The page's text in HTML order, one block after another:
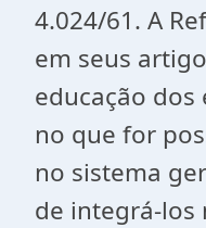
4.024/61. A
em seus
educação dos
no que for
no sistema
de integrá-los